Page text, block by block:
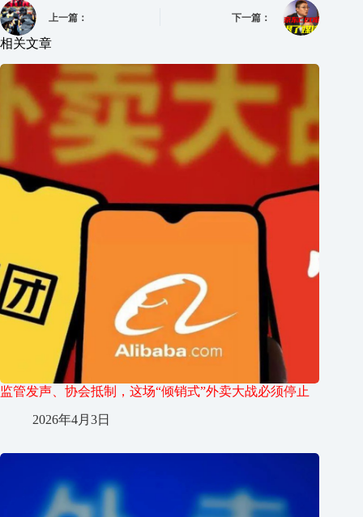
上一篇： 下一篇：
相关文章
监管发声、协会抵制，这场“倾销式”外卖大战必须停止
2026年4月3日